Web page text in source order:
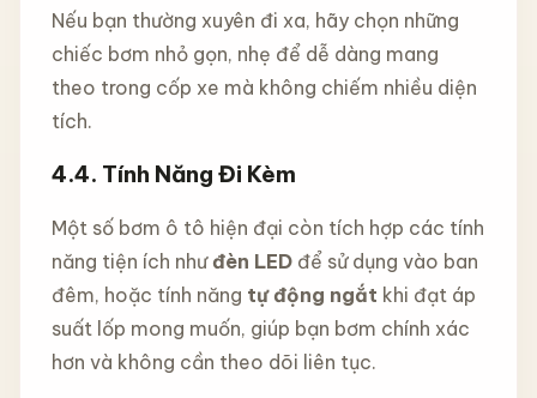
Nếu bạn thường xuyên đi xa, hãy chọn những
chiếc bơm nhỏ gọn, nhẹ để dễ dàng mang
theo trong cốp xe mà không chiếm nhiều diện
tích.
4.4. Tính Năng Đi Kèm
Một số bơm ô tô hiện đại còn tích hợp các tính
năng tiện ích như đèn LEDđể sử dụng vào ban
đêm, hoặc tính năng tự động ngắt khi đạt áp
suất lốp mong muốn, giúp bạn bơm chính xác
hơn và không cần theo dõi liên tục.